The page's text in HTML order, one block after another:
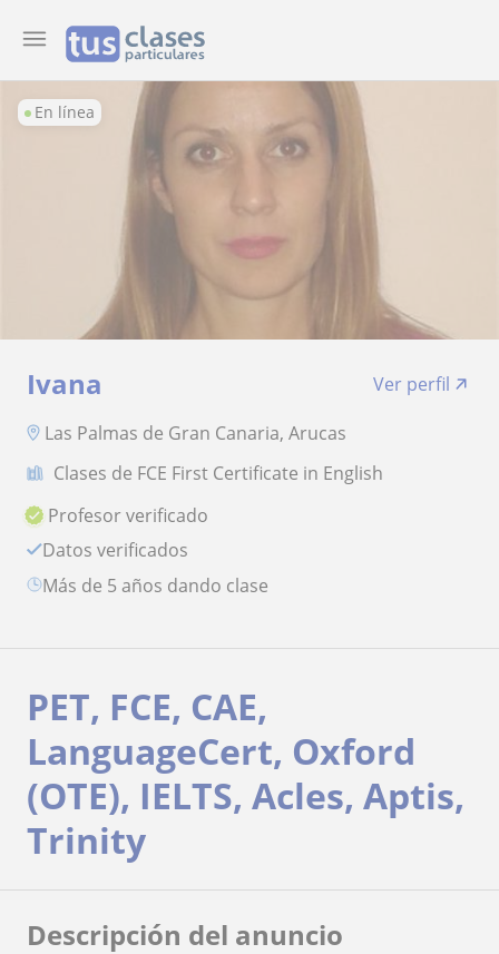
En línea
Ivana
Ver perfil
Las Palmas de Gran Canaria, Arucas
Clases de FCE First Certificate in English
Profesor verificado
Datos verificados
más de 5 años dando clase
PET, FCE, CAE,
LanguageCert, Oxford
(OTE), IELTS, Acles, Aptis,
Trinity
Descripción del anuncio